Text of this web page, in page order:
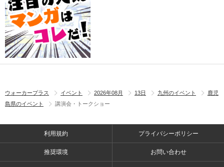
ウォーカープラス イベント 2026年08月 13日 九州のイベント
鹿児
島県のイベント
講演会・トークショー
利用規約 プライバシーポリシー
推奨環境 お問い合わせ